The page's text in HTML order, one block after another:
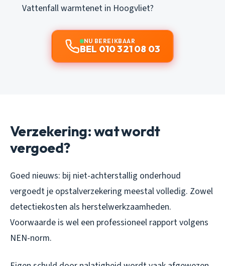
Vattenfall warmtenet in Hoogvliet?
NU BEREIKBAAR
BEL 010 321 08 03
Verzekering: wat wordt
vergoed?
Goed nieuws: bij niet-achterstallig onderhoud
vergoedt je opstalverzekering meestal volledig. Zowel
detectiekosten als herstelwerkzaamheden.
Voorwaarde is wel een professioneel rapport volgens
NEN-norm.